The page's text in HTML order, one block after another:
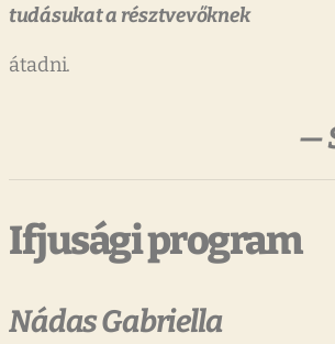
tudásukat a résztvevőknek
átadni.
—
Ifjusági program
Nádas Gabriella